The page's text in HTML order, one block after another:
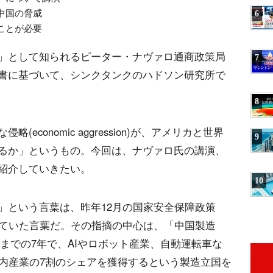
国の脅威
とが必要
として知られるピーター・ナヴァロ通商政策局
に基づいて、シンクタンクのハドソン研究所で
略(economic aggression)が、アメリカと世界
」というもの。今回は、ナヴァロ氏の講演、
していきたい。
という言葉は、昨年12月の国家安全保障政策
いた言葉だ。その指摘の中心は、「中国製造
での7年で、AIやロボット産業、自動運転車な
産業の7割のシェアを獲得するという製造立国を
6
7
8
9
10